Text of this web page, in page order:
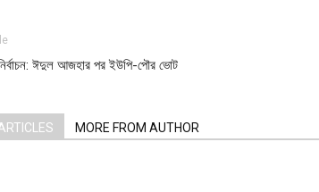
ঈদুল আজহার পর ইউপি-পৌর ভোট
MORE FROM AUTHOR